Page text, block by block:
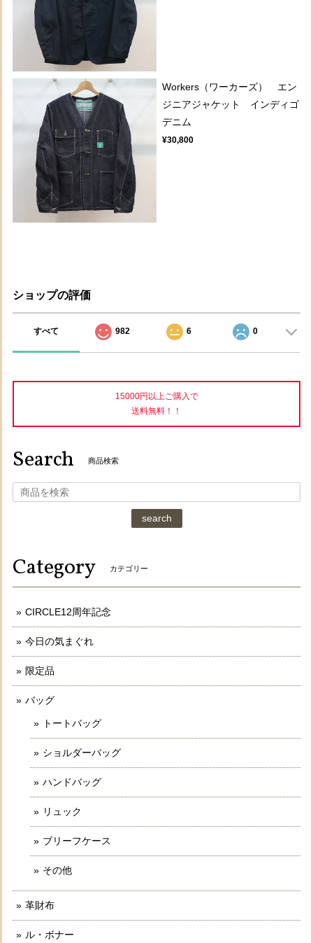
Workers（ワーカーズ） エン
ジニアジャケット インディゴ
デニム
¥30,800
ショップの評価
すべて 982 6 0
15000円以上ご購入で
送料無料！！
Search 商品検索
search
Category カテゴリー
CIRCLE12周年記念
今日の気まぐれ
限定品
バッグ
トートバッグ
ショルダーバッグ
ハンドバッグ
リュック
ブリーフケース
その他
革財布
ル・ボナー